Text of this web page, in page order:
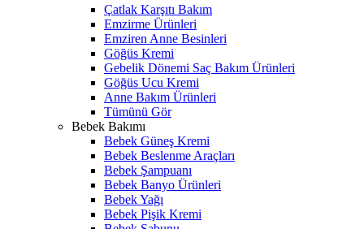
Çatlak Karşıtı Bakım
Emzirme Ürünleri
Emziren Anne Besinleri
Göğüs Kremi
Gebelik Dönemi Saç Bakım Ürünleri
Göğüs Ucu Kremi
Anne Bakım Ürünleri
Tümünü Gör
Bebek Bakımı
Bebek Güneş Kremi
Bebek Beslenme Araçları
Bebek Şampuanı
Bebek Banyo Ürünleri
Bebek Yağı
Bebek Pişik Kremi